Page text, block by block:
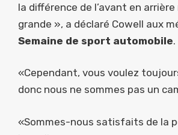
la différence de l’avant en arrière
grande », a déclaré Cowell aux
Semaine de sport automobile.
«Cependant, vous voulez
donc nous ne sommes pas un
«Sommes-nous satisfaits de la